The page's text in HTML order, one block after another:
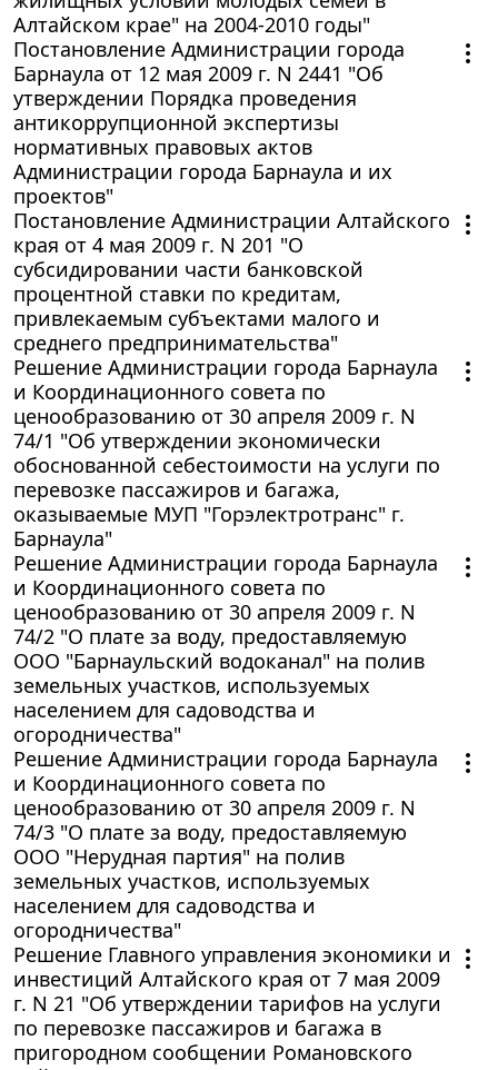
Алтайском крае" на 2004-2010 годы"
Постановление Администрации города
Барнаула от 12 мая 2009 г. N 2441 "Об
утверждении Порядка проведения
антикоррупционной экспертизы
нормативных правовых актов
Администрации города Барнаула и их
проектов"
Постановление Администрации Алтайского
края от 4 мая 2009 г. N 201 "О
субсидировании части банковской
процентной ставки по кредитам,
привлекаемым субъектами малого и
среднего предпринимательства"
Решение Администрации города Барнаула
и Координационного совета по
ценообразованию от 30 апреля 2009 г. N
74/1 "Об утверждении экономически
обоснованной себестоимости на услуги по
перевозке пассажиров и багажа,
оказываемые МУП "Горэлектротранс" г.
Барнаула"
Решение Администрации города Барнаула
и Координационного совета по
ценообразованию от 30 апреля 2009 г. N
74/2 "О плате за воду, предоставляемую
ООО "Барнаульский водоканал" на полив
земельных участков, используемых
населением для садоводства и
огородничества"
Решение Администрации города Барнаула
и Координационного совета по
ценообразованию от 30 апреля 2009 г. N
74/3 "О плате за воду, предоставляемую
ООО "Нерудная партия" на полив
земельных участков, используемых
населением для садоводства и
огородничества"
Решение Главного управления экономики и
инвестиций Алтайского края от 7 мая 2009
г. N 21 "Об утверждении тарифов на услуги
по перевозке пассажиров и багажа в
пригородном сообщении Романовского